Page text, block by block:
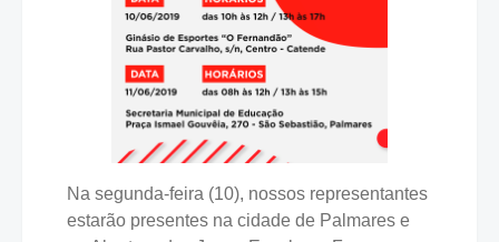
Na segunda-feira (10), nossos representantes
estarão presentes na cidade de Palmares e